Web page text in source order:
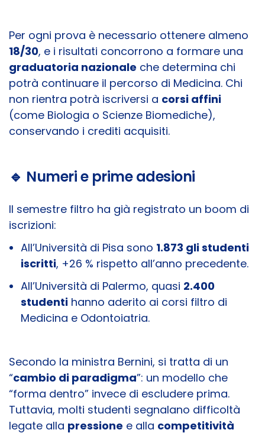
Per ogni prova è necessario ottenere almeno
18/30, e i risultati concorrono a formare una
graduatoria nazionale che determina chi
potrà continuare il percorso di Medicina. Chi
non rientra potrà iscriversi a corsi affini
(come Biologia o Scienze Biomediche),
conservando i crediti acquisiti.
🔹 Numeri e prime adesioni
Il semestre filtro ha già registrato un boom di
iscrizioni:
All’Università di Pisa sono 1.873 gli studenti
iscritti, +26 % rispetto all’anno precedente.
All’Università di Palermo, quasi 2.400
studenti hanno aderito ai corsi filtro di
Medicina e Odontoiatria.
Secondo la ministra Bernini, si tratta di un
“cambio di paradigma”: un modello che
“forma dentro” invece di escludere prima.
Tuttavia, molti studenti segnalano difficoltà
legate alla pressione e alla competitività